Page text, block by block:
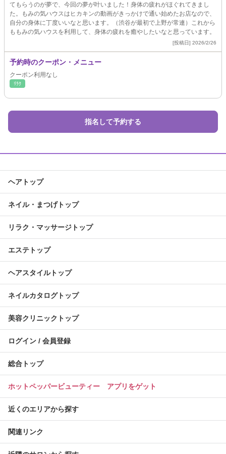
てもらうのが夢で、今回の夢が叶いました！身体の疲れがほぐれてきまし
た。もみの気ハウスはヒカキンの動画がきっかけで通い始めたお店なので、
自分の身体に丁度いいなと思います。（渋谷が最初で上野が常連）これから
ももみの気ハウスを利用して、身体の疲れを癒やしたいなと思っています。
[投稿日] 2026/2/26
予約時のクーポン・メニュー
クーポン利用なし
ﾘﾗｸ
指名して予約する
ヘアトップ
ネイル・まつげトップ
リラク・マッサージトップ
エステトップ
ヘアスタイルトップ
ネイルカタログトップ
美容クリニックトップ
ログイン / 会員登録
総合トップ
ホットペッパービューティー アプリをゲット
近くのエリアから探す
関連リンク